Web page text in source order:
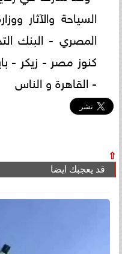
السياحة والآثار
- القاهرة و الناس
⇧
قد يعجبك ايضا